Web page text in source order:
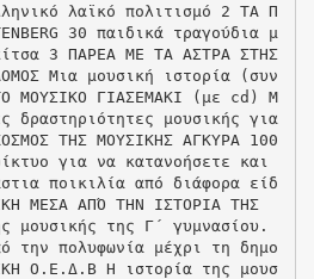
λαϊκό πολιτισμό 2 ΤΑ Π
30 παιδικά τραγούδια μ
3 ΠΑΡΕΑ ΜΕ ΤΑ ΑΣΤΡΑ ΣΤΗΣ
Μια μουσική ιστορία (συν
ΜΟΥΣΙΚΟ ΓΙΑΣΕΜΑΚΙ (με cd) Μ
δραστηριότητες μουσικής για
ΤΗΣ ΜΟΥΣΙΚΗΣ ΑΓΚΥΡΑ 100
για να κατανοήσετε και
ποικιλία από διάφορα είδ
ΜΕΣΑ ΑΠΌ ΤΗΝ ΙΣΤΟΡΙΑ ΤΗΣ
μουσικής της Γ΄ γυμνασίου.
την πολυφωνία μέχρι τη δημο
Ο.Ε.Δ.Β Η ιστορία της μουσ